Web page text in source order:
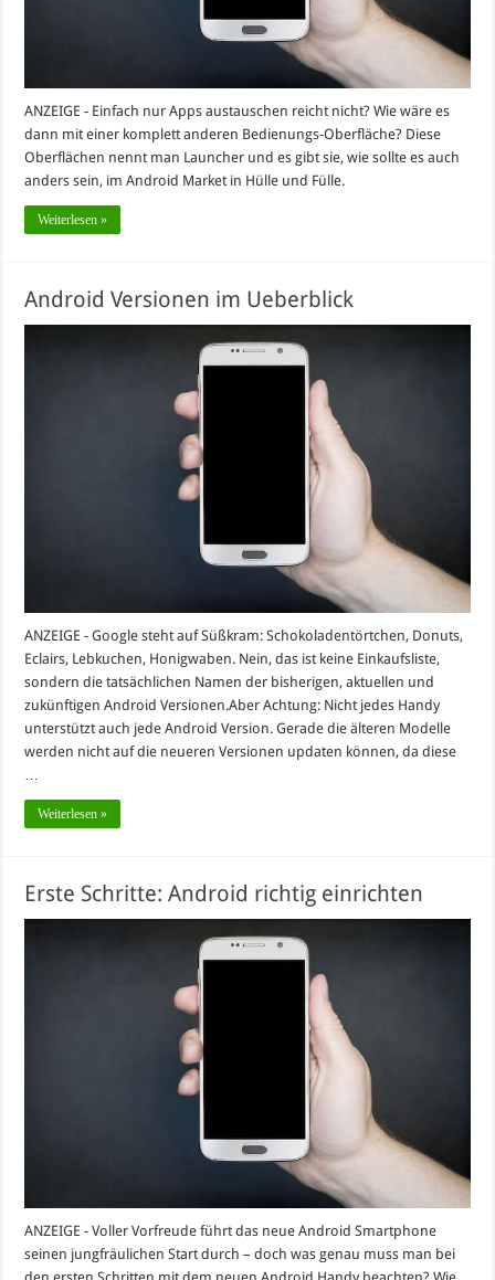
ANZEIGE - Einfach nur Apps austauschen reicht nicht? Wie wäre es
dann mit einer komplett anderen Bedienungs-Oberfläche? Diese
Oberflächen nennt man Launcher und es gibt sie, wie sollte es auch
anders sein, im Android Market in Hülle und Fülle.
Weiterlesen »
Android Versionen im Ueberblick
ANZEIGE - Google steht auf Süßkram: Schokoladentörtchen, Donuts,
Eclairs, Lebkuchen, Honigwaben. Nein, das ist keine Einkaufsliste,
sondern die tatsächlichen Namen der bisherigen, aktuellen und
zukünftigen Android Versionen.Aber Achtung: Nicht jedes Handy
unterstützt auch jede Android Version. Gerade die älteren Modelle
werden nicht auf die neueren Versionen updaten können, da diese
…
Weiterlesen »
Erste Schritte: Android richtig einrichten
ANZEIGE - Voller Vorfreude führt das neue Android Smartphone
seinen jungfräulichen Start durch – doch was genau muss man bei